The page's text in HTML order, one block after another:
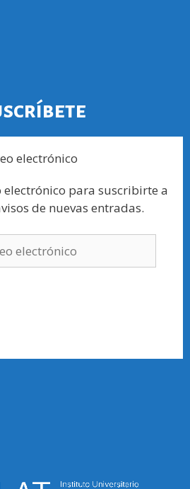
electrónico
para suscribirte a
de nuevas entradas.